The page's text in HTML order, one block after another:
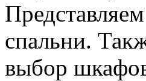
спальни.
выбор